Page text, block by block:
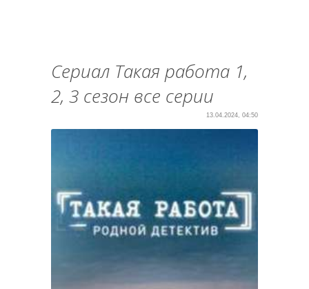
Сериал Такая работа 1,
2, 3 сезон все серии
13.04.2024, 04:50